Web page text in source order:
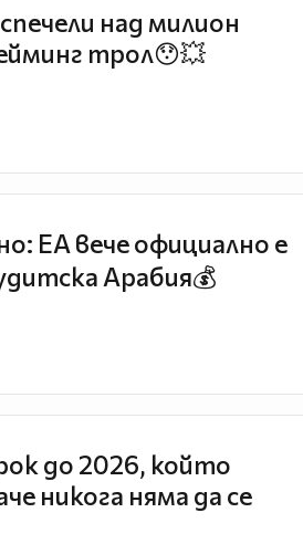
над милион
трол😯💥
EA вече официално е
Арабия💰
до 2026, който
никога няма да се